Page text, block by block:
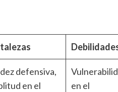
defensiva,
en el
en el